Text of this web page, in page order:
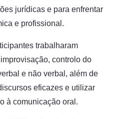
jurídicas e para enfrentar
e profissional.
trabalharam
controlo do
e não verbal, além de
eficazes e utilizar
à comunicação oral.